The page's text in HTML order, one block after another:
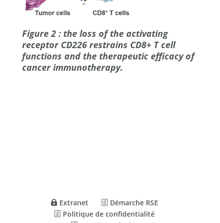
Figure 2 : the loss of the activating
receptor CD226 restrains CD8+ T cell
functions and the therapeutic efficacy of
cancer immunotherapy.
Extranet
Démarche RSE
Politique de confidentialité